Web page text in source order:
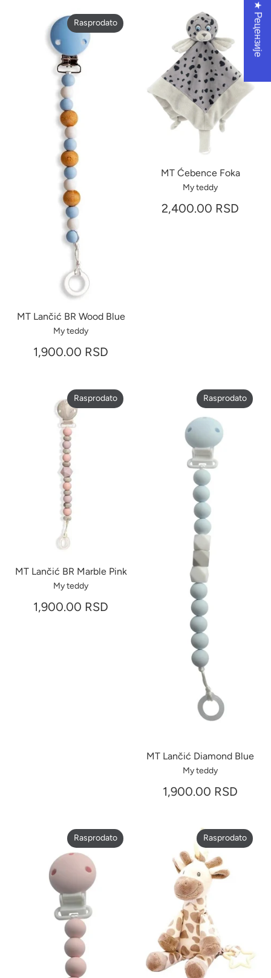
MT Lančić BR Wood Blue
My teddy
1,900.00 RSD
Rasprodato
MT Ćebence Foka
My teddy
2,400.00 RSD
MT Lančić BR Marble Pink
My teddy
1,900.00 RSD
Rasprodato
MT Lančić Diamond Blue
My teddy
1,900.00 RSD
Rasprodato
Rasprodato Rasprodato
★ Рецензије